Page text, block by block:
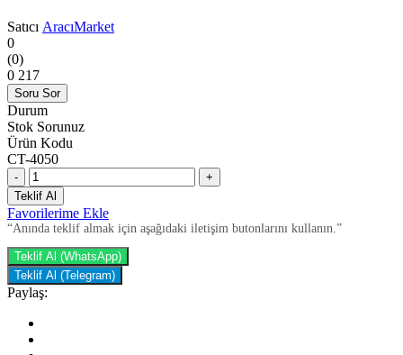
Satıcı AracıMarket
0
(0)
0 217
Soru Sor
Durum
Stok Sorunuz
Ürün Kodu
CT-4050
-
+
Teklif Al
Favorilerime Ekle
“Anında teklif almak için aşağıdaki iletişim butonlarını kullanın.”
Teklif Al (WhatsApp)
Teklif Al (Telegram)
Paylaş: